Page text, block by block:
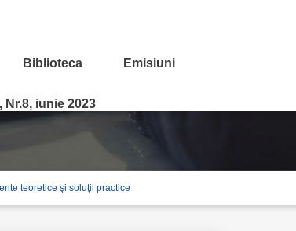
Biblioteca Emisiuni
iunie 2023crizei politice în
teoretice şi soluţii practice